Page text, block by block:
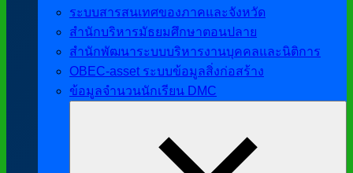
ระบบสารสนเทศของภาคและจังหวัด
สำนักบริหารมัธยมศึกษาตอนปลาย
สำนักพัฒนาระบบบริหารงานบุคคลและนิติการ
OBEC-asset ระบบข้อมูลสิ่งก่อสร้าง
ข้อมูลจำนวนนักเรียน DMC